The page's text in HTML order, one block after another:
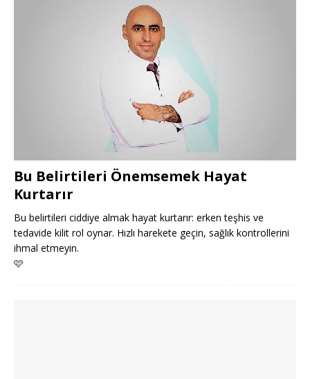
Bu Belirtileri Önemsemek Hayat
Kurtarır
Bu belirtileri ciddiye almak hayat kurtarır: erken teşhis ve
tedavide kilit rol oynar. Hızlı harekete geçin, sağlık kontrollerini
ihmal etmeyin.
🩷